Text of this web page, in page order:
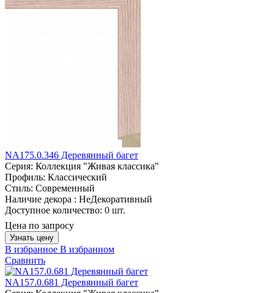
NA175.0.346 Деревянный багет
Серия: Коллекция "Живая классика"
Профиль: Классический
Стиль: Современный
Наличие декора : НеДекоративный
Доступное количество: 0 шт.
Цена по запросу
Узнать цену
В избранное В избранном
Сравнить
NA157.0.681 Деревянный багет